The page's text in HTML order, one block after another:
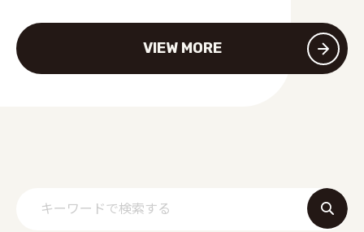
VIEW MORE